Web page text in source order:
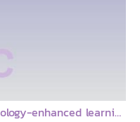
Designing instruction for technology-enhanced learning